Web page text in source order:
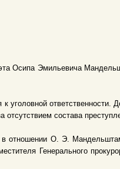
Осипа Эмильевича
ответственности.
состава
отношении О. Э.
Генерального